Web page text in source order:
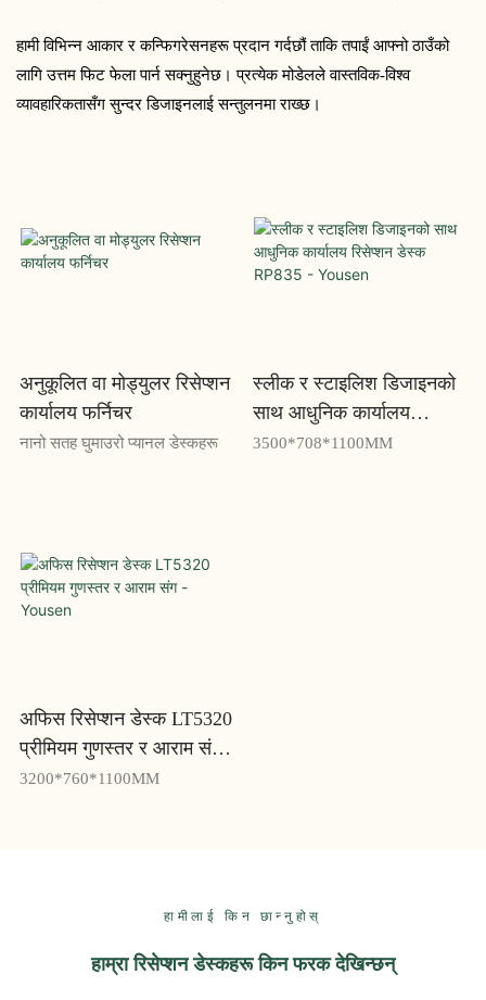
हामी विभिन्न आकार र कन्फिगरेसनहरू प्रदान गर्दछौं ताकि तपाईं आफ्नो ठाउँको
लागि उत्तम फिट फेला पार्न सक्नुहुनेछ। प्रत्येक मोडेलले वास्तविक-विश्व
व्यावहारिकतासँग सुन्दर डिजाइनलाई सन्तुलनमा राख्छ।
अनुकूलित वा मोड्युलर रिसेप्शन
कार्यालय फर्निचर
नानो सतह घुमाउरो प्यानल डेस्कहरू
स्लीक र स्टाइलिश डिजाइनको
साथ आधुनिक कार्यालय
रिसेप्शन डेस्क RP835 -
3500*708*1100MM
अफिस रिसेप्शन डेस्क LT5320
प्रीमियम गुणस्तर र आराम संग
- Yousen
3200*760*1100MM
हामीलाई किन छान्नुहोस्
हाम्रा रिसेप्शन डेस्कहरू किन फरक देखिन्छन्